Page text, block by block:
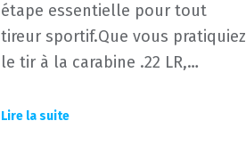
étape essentielle pour tout
tireur sportif.Que vous pratiquiez
le tir à la carabine .22 LR,…